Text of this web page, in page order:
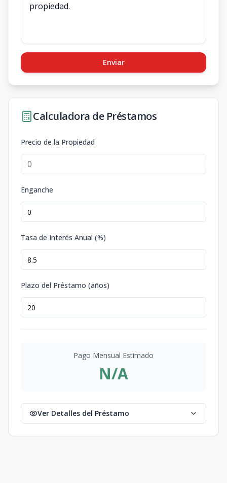
Enviar
Calculadora de Préstamos
Precio de la Propiedad
Enganche
Tasa de Interés Anual (%)
Plazo del Préstamo (años)
Pago Mensual Estimado
N/A
Ver Detalles del Préstamo